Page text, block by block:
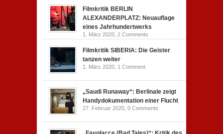
Filmkritik BERLIN
ALEXANDERPLATZ: Neuauflage
eines Jahrhundertwerks
1. März 2020, 2 Comments
Filmkritik SIBERIA: Die Geister
tanzen weiter
1. März 2020, 1 Comment
„Saudi Runaway“: Berlinale zeigt
Handydokumentation einer Flucht
27. Februar 2020, 0 Comments